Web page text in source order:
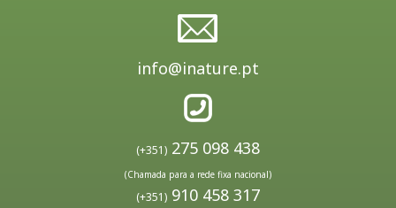
info@inature.pt
(+351) 275 098 438
(Chamada para a rede fixa nacional)
(+351) 910 458 317